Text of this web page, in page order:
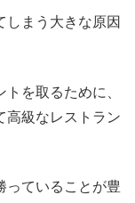
しまう大きな原因
を取るために、
高級なレストラン
っていることが豊